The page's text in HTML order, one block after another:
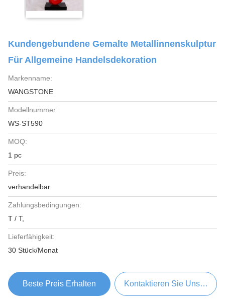
Kundengebundene Gemalte Metallinnenskulptur
Für Allgemeine Handelsdekoration
Markenname:
WANGSTONE
Modellnummer:
WS-ST590
MOQ:
1 pc
Preis:
verhandelbar
Zahlungsbedingungen:
T / T,
Lieferfähigkeit:
30 Stück/Monat
Beste Preis Erhalten Kontaktieren Sie Uns Jetzt